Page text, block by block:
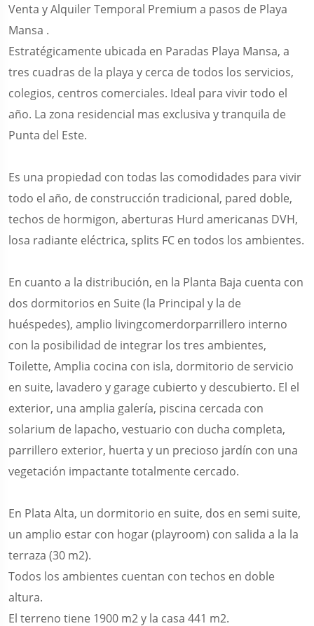
Venta y Alquiler Temporal Premium a pasos de Playa
Mansa .
Estratégicamente ubicada en Paradas Playa Mansa, a
tres cuadras de la playa y cerca de todos los servicios,
colegios, centros comerciales. Ideal para vivir todo el
año. La zona residencial mas exclusiva y tranquila de
Punta del Este.
Es una propiedad con todas las comodidades para vivir
todo el año, de construcción tradicional, pared doble,
techos de hormigon, aberturas Hurd americanas DVH,
losa radiante eléctrica, splits FC en todos los ambientes.
En cuanto a la distribución, en la Planta Baja cuenta con
dos dormitorios en Suite (la Principal y la de
huéspedes), amplio livingcomerdorparrillero interno
con la posibilidad de integrar los tres ambientes,
Toilette, Amplia cocina con isla, dormitorio de servicio
en suite, lavadero y garage cubierto y descubierto. El el
exterior, una amplia galería, piscina cercada con
solarium de lapacho, vestuario con ducha completa,
parrillero exterior, huerta y un precioso jardín con una
vegetación impactante totalmente cercado.
En Plata Alta, un dormitorio en suite, dos en semi suite,
un amplio estar con hogar (playroom) con salida a la la
terraza (30 m2).
Todos los ambientes cuentan con techos en doble
altura.
El terreno tiene 1900 m2 y la casa 441 m2.